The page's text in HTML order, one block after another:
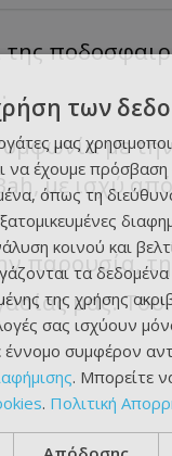
με
με ισχύ
παρουσία,
μας.
των
μας
να έχουμε
όπως τη
κοινού και
τα
της χρήσης
σας ισχύουν
συμφέρον
. Μπορείτε
. Πολιτική